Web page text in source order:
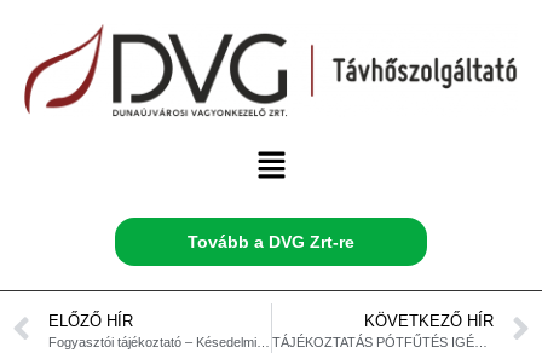
Tovább a DVG Zrt-re
ELŐZŐ HÍR KÖVETKEZŐ HÍR
TÁJÉKOZTATÁS PÓTFŰTÉS IGÉNYLÉSÉRŐL